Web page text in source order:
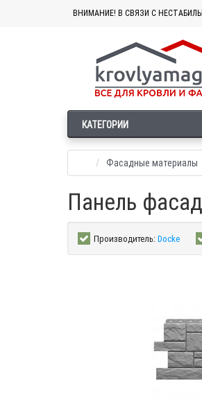
ВНИМАНИЕ! В СВЯЗИ С
КАТЕГОРИИ
Фасадные материалы
Панель
Производитель:Docke